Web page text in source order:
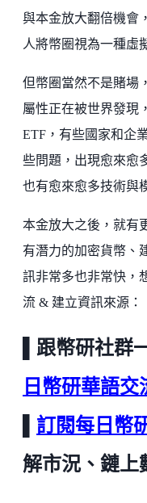
與本金放大翻倍機會
人將幣圈視為一種虛
但幣圈當然不是賭場
屬性正在被世界發現
ETF，有些國家和企
些問題，出現愈來愈
也有愈來愈多技術與
本金放大之後，就有
有潛力的加密貨幣、
訊非常多也非常快，
流 & 建立資訊來源：
▌跟幣研社群
日幣研華語交
訂閱每日幣
解市況、鏈上